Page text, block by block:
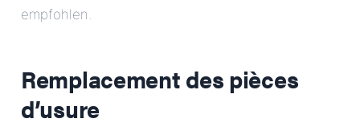
empfohlen.
Remplacement des pièces
d’usure